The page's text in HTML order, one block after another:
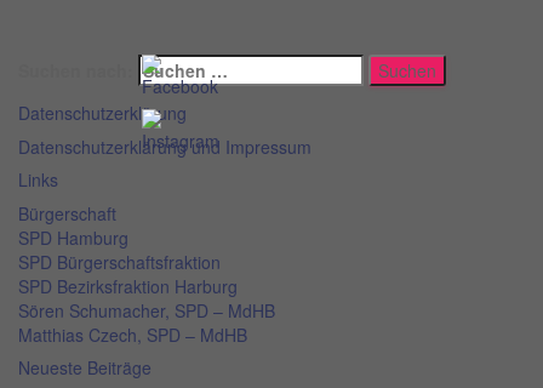
Datenschutzerklärung
Datenschutzerklärung und Impressum
Links
Bürgerschaft
SPD Hamburg
SPD Bürgerschaftsfraktion
SPD Bezirksfraktion Harburg
Sören Schumacher, SPD – MdHB
Matthias Czech, SPD – MdHB
Neueste Beiträge